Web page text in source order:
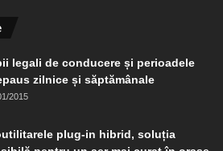
legali de conducere și perioadele
zilnice și săptămânale
2015
plug-in hibrid, soluția